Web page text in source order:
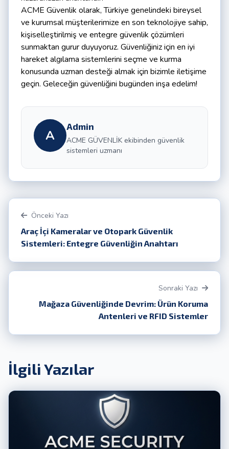
ACME Güvenlik olarak, Türkiye genelindeki bireysel
ve kurumsal müşterilerimize en son teknolojiye sahip,
kişiselleştirilmiş ve entegre güvenlik çözümleri
sunmaktan gurur duyuyoruz. Güvenliğiniz için en iyi
hareket algılama sistemlerini seçme ve kurma
konusunda uzman desteği almak için bizimle iletişime
geçin. Geleceğin güvenliğini bugünden inşa edelim!
A
Admin
ACME GÜVENLİK ekibinden güvenlik
sistemleri uzmanı
Önceki Yazı
Araç İçi Kameralar ve Otopark Güvenlik
Sistemleri: Entegre Güvenliğin Anahtarı
Sonraki Yazı
Mağaza Güvenliğinde Devrim: Ürün Koruma
Antenleri ve RFID Sistemler
İlgili Yazılar